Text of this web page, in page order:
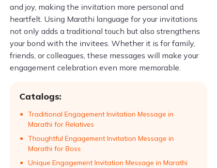
and joy, making the invitation more personal and
heartfelt. Using Marathi language for your invitations
not only adds a traditional touch but also strengthens
your bond with the invitees. Whether it is for family,
friends, or colleagues, these messages will make your
engagement celebration even more memorable.
Catalogs:
Traditional Engagement Invitation Message in
Marathi for Relatives
Thoughtful Engagement Invitation Message in
Marathi for Boss
Unique Engagement Invitation Message in Marathi